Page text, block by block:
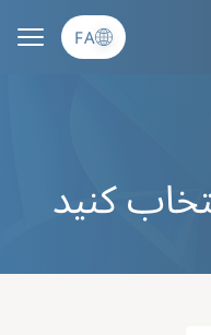
FA
کنید